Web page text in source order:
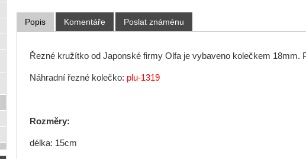
Popis Komentáře Poslat známénu
Řezné kružítko od Japonské firmy Olfa je vybaveno kolečkem 18mm.
Náhradní řezné kolečko: plu-1319
Rozměry:
délka: 15cm